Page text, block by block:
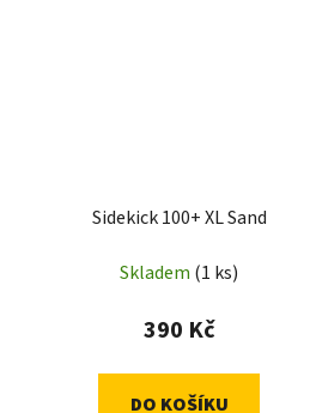
Sidekick 100+ XL Sand
Skladem (1 ks)
390 Kč
DO KOŠÍKU